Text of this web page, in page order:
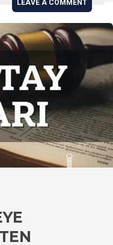
LEAVE A COMMENT